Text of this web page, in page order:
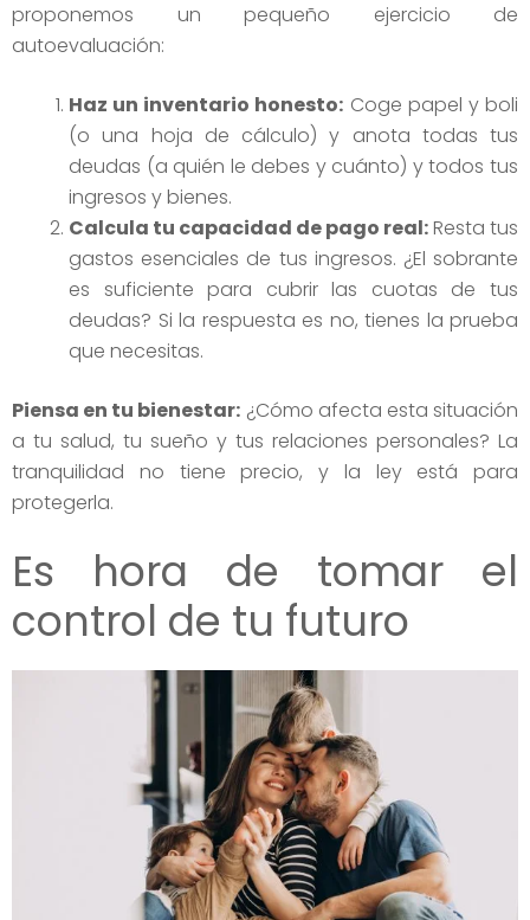
proponemos un pequeño ejercicio de
autoevaluación:
Haz un inventario honesto: Coge papel y boli
(o una hoja de cálculo) y anota todas tus
deudas (a quién le debes y cuánto) y todos tus
ingresos y bienes.
Calcula tu capacidad de pago real:Resta tus
gastos esenciales de tus ingresos. ¿El sobrante
es suficiente para cubrir las cuotas de tus
deudas? Si la respuesta es no, tienes la prueba
que necesitas.
Piensa en tu bienestar: ¿Cómo afecta esta situación
a tu salud, tu sueño y tus relaciones personales? La
tranquilidad no tiene precio, y la ley está para
protegerla.
Es hora de tomar el
control de tu futuro